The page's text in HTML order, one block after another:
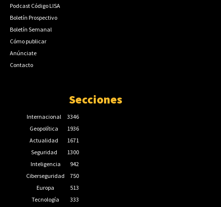
Podcast Código LISA
Boletín Prospectivo
Boletín Semanal
Cómo publicar
Anúnciate
Contacto
Secciones
Internacional
3346
Geopolítica
1936
Actualidad
1671
Seguridad
1300
Inteligencia
942
Ciberseguridad
750
Europa
513
Tecnología
333